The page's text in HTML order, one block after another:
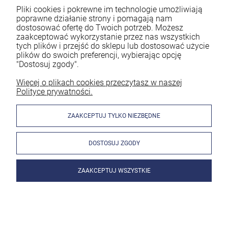
Pliki cookies i pokrewne im technologie umożliwiają
poprawne działanie strony i pomagają nam
dostosować ofertę do Twoich potrzeb. Możesz
zaakceptować wykorzystanie przez nas wszystkich
tych plików i przejść do sklepu lub dostosować użycie
plików do swoich preferencji, wybierając opcję
"Dostosuj zgody".
Więcej o plikach cookies przeczytasz w naszej
Polityce prywatności.
ZAAKCEPTUJ TYLKO NIEZBĘDNE
DOSTOSUJ ZGODY
ZAAKCEPTUJ WSZYSTKIE